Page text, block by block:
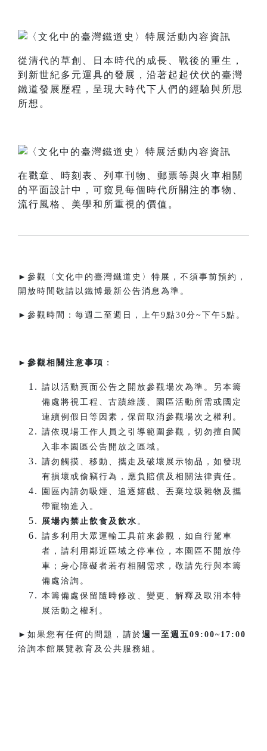
從清代的草創、日本時代的成長、戰後的重生，
到新世紀多元運具的發展，沿著起起伏伏的臺灣
鐵道發展歷程，呈現大時代下人們的經驗與所思
所想。
在戳章、時刻表、列車刊物、郵票等與火車相關
的平面設計中，可窺見每個時代所關注的事物、
流行風格、美學和所重視的價值。
►參觀〈文化中的臺灣鐵道史〉特展，不須事前預約，
開放時間敬請以鐵博最新公告消息為準。
►參觀時間：每週二至週日，上午9點30分~下午5點。​
► 參觀相關注意事項 ：
請以活動頁面公告之開放參觀場次為準。另本籌
備處將視工程、古蹟維護、園區活動所需或國定
連續例假日等因素，保留取消參觀場次之權利。
請依現場工作人員之引導範圍參觀，切勿擅自闖
入非本園區公告開放之區域。
請勿觸摸、移動、攜走及破壞展示物品，如發現
有損壞或偷竊行為，應負賠償及相關法律責任。
園區內請勿吸煙、追逐嬉戲、丟棄垃圾雜物及攜
帶寵物進入。
展場內禁止飲食及飲水 。
請多利用大眾運輸工具前來參觀，如自行駕車
者，請利用鄰近區域之停車位，本園區不開放停
車；身心障礙者若有相關需求，敬請先行與本籌
備處洽詢。
本籌備處保留隨時修改、變更、解釋及取消本特
展活動之權利。
►如果您有任何的問題，請於週一至週五09:00~17:00
洽詢本館展覽教育及公共服務組。